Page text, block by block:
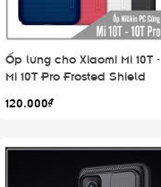
Ốp lưng cho Xiaomi Mi 10T -
Mi 10T Pro Frosted Shield
nhám , chống vân tay
120.000₫